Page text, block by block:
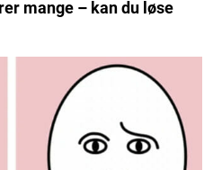
mange – kan du løse